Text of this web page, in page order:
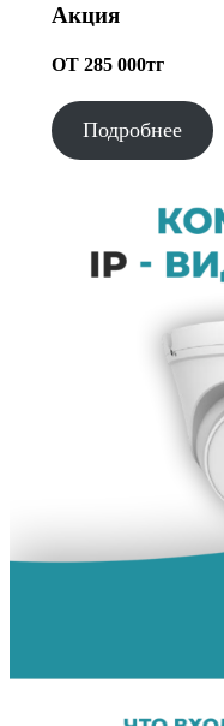
Акция
ОТ 285 000тг
Подробнее